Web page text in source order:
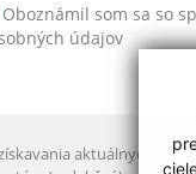
Oboznámil som sa so
údajov
aktuálnych